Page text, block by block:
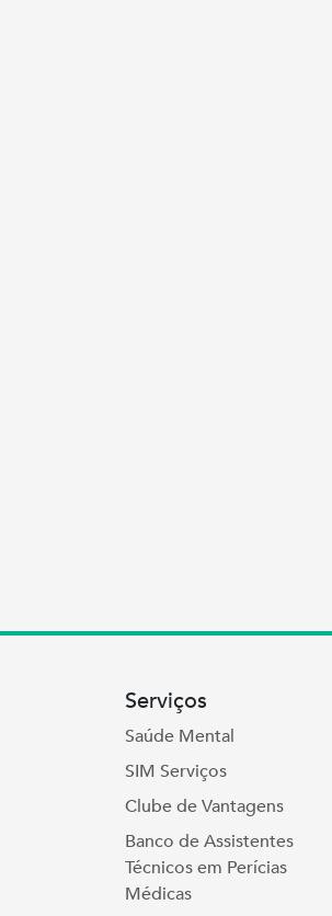
Serviços
Saúde Mental
SIM Serviços
Clube de Vantagens
Banco de Assistentes
Técnicos em Perícias
Médicas